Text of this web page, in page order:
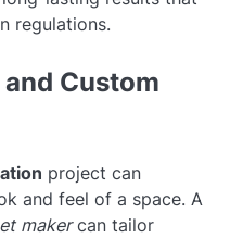
regulations.
Custom
project can
and feel of a space. A
makercan tailor